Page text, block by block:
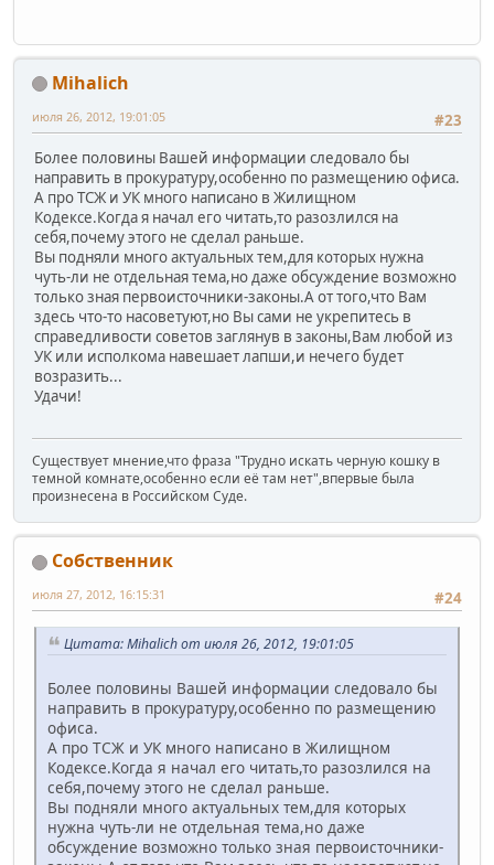
Mihalich
#23
июля 26, 2012, 19:01:05
Более половины Вашей информации следовало бы
направить в прокуратуру,особенно по размещению офиса.
А про ТСЖ и УК много написано в Жилищном
Кодексе.Когда я начал его читать,то разозлился на
себя,почему этого не сделал раньше.
Вы подняли много актуальных тем,для которых нужна
чуть-ли не отдельная тема,но даже обсуждение возможно
только зная первоисточники-законы.А от того,что Вам
здесь что-то насоветуют,но Вы сами не укрепитесь в
справедливости советов заглянув в законы,Вам любой из
УК или исполкома навешает лапши,и нечего будет
возразить...
Удачи!
Существует мнение,что фраза "Трудно искать черную кошку в
темной комнате,особенно если её там нет",впервые была
произнесена в Российском Суде.
Собственник
#24
июля 27, 2012, 16:15:31
Цитата: Mihalich от июля 26, 2012, 19:01:05
Более половины Вашей информации следовало бы
направить в прокуратуру,особенно по размещению
офиса.
А про ТСЖ и УК много написано в Жилищном
Кодексе.Когда я начал его читать,то разозлился на
себя,почему этого не сделал раньше.
Вы подняли много актуальных тем,для которых
нужна чуть-ли не отдельная тема,но даже
обсуждение возможно только зная первоисточники-